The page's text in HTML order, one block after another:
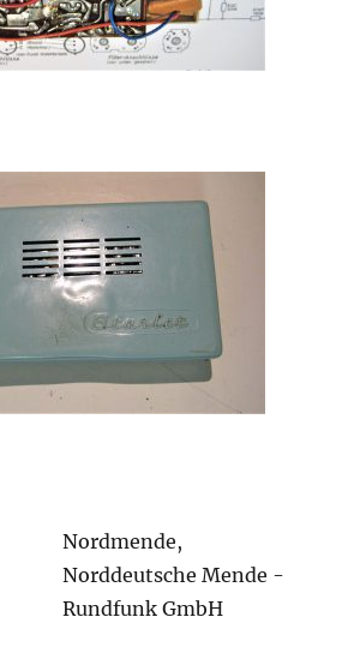
Nordmende,
Norddeutsche Mende -
Rundfunk GmbH